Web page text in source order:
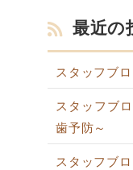
最近の
スタッフブ
スタッフブ
歯予防～
スタッフブ